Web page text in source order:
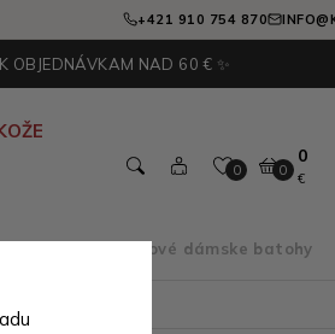
+421 910 754 870
OBJEDNÁVKAM NAD 60 € ✨
0 0
0
€
Klopnové dámske batohy